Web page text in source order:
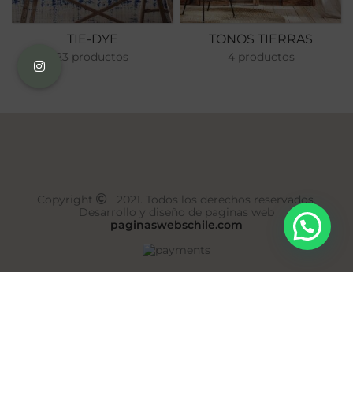
TIE-DYE
23 productos
TONOS TIERRAS
4 productos
Copyright
2021. Todos los derechos reservados.
Desarrollo y diseño de paginas web
paginaswebschile.com